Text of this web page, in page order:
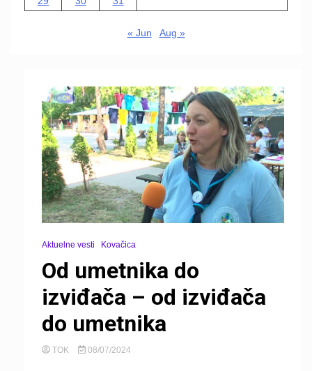
« Jun Aug »
Aktuelne vesti Kovačica
Od umetnika do
izviđača – od izviđača
do umetnika
TOK 08/07/2024